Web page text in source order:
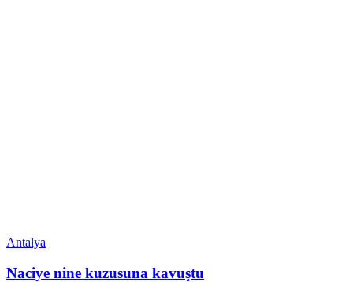
Antalya
Naciye nine kuzusuna kavuştu